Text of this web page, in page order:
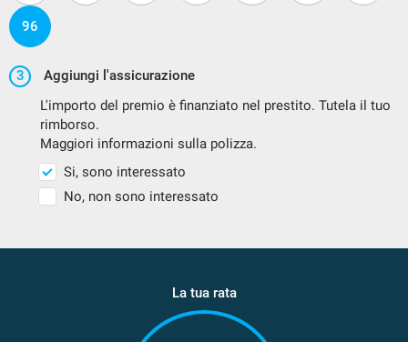
96
3
Aggiungi l'assicurazione
L'importo del premio è finanziato nel prestito. Tutela il tuo
rimborso.
Maggiori informazioni sulla polizza.
Si, sono interessato
No, non sono interessato
La tua rata